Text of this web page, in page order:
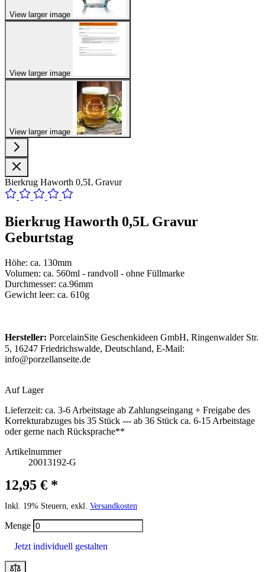
View larger image
View larger image
View larger image
Bierkrug Haworth 0,5L Gravur
Bierkrug Haworth 0,5L Gravur
Geburtstag
Höhe: ca. 130mm
Volumen: ca. 560ml - randvoll - ohne Füllmarke
Durchmesser: ca.96mm
Gewicht leer: ca. 610g
Hersteller: PorcelainSite Geschenkideen GmbH, Ringenwalder Str.
5, 16247 Friedrichswalde, Deutschland, E-Mail:
info@porzellanseite.de
Auf Lager
Lieferzeit: ca. 3-6 Arbeitstage ab Zahlungseingang + Freigabe des
Korrekturabzuges bis 35 Stück --- ab 36 Stück ca. 6-15 Arbeitstage
oder gerne nach Rücksprache**
Artikelnummer
20013192-G
12,95 € *
Inkl. 19% Steuern, exkl. Versandkosten
Menge
Jetzt individuell gestalten